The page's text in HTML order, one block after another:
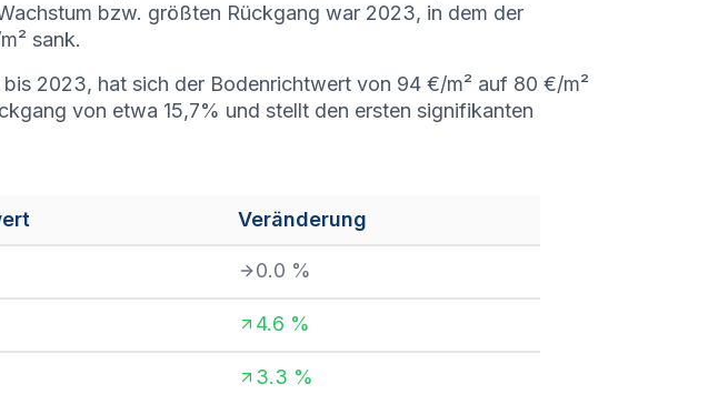
bzw. größten Rückgang war 2023, in dem der
sank.
2023, hat sich der Bodenrichtwert von 94 €/m² auf 80 €/m²
von etwa 15,7% und stellt den ersten signifikanten
Veränderung
0.0 %
4.6 %
3.3 %